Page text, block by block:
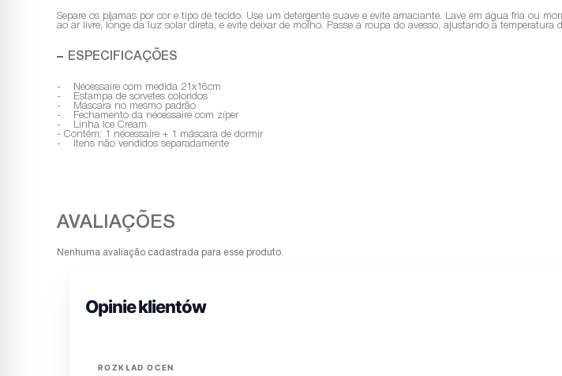
Separe os pijamas por cor e tipo de tecido. Use um detergente suave e evite amaciante. Lave em água fria ou
ao ar livre, longe da luz solar direta, e evite deixar de molho. Passe a roupa do avesso, ajustando a temperatura
ESPECIFICAÇÕES
- Nécessaire com medida 21x16cm
- Estampa de sorvetes coloridos
- Máscara no mesmo padrão
- Fechamento da nécessaire com zíper
- Linha Ice Cream
- Contém: 1 nécessaire + 1 máscara de dormir
- Itens não vendidos separadamente
Nenhuma avaliação cadastrada para esse produto.